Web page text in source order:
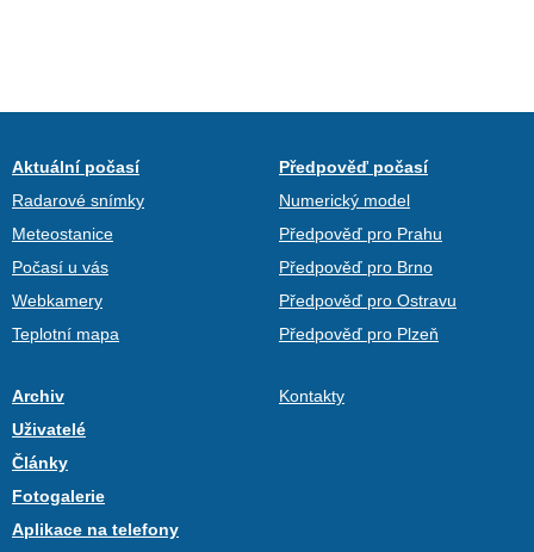
Aktuální počasí
Radarové snímky
Meteostanice
Počasí u vás
Webkamery
Teplotní mapa
Předpověď počasí
Numerický model
Předpověď pro Prahu
Předpověď pro Brno
Předpověď pro Ostravu
Předpověď pro Plzeň
Archiv
Uživatelé
Články
Fotogalerie
Aplikace na telefony
Kontakty